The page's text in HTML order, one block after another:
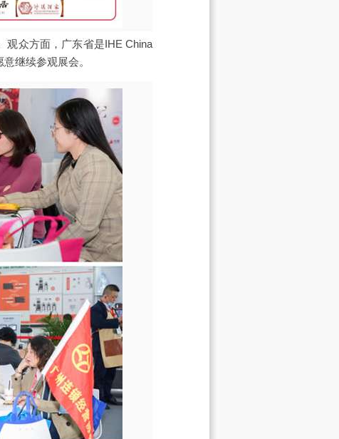
观众方面，广东省是IHE China
继续参观展会。